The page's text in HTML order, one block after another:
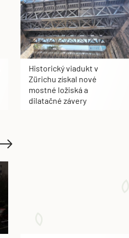
Historický viadukt v
Zürichu získal nové
mostné ložiská a
dilatačné závery